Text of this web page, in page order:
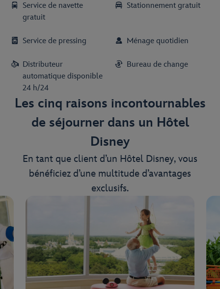
Service de navette
gratuit
Stationnement gratuit
Service de pressing Ménage quotidien
Distributeur
automatique disponible
24 h/24
Bureau de change
Les cinq raisons incontournables
de séjourner dans un Hôtel
Disney
En tant que client d’un Hôtel Disney, vous
bénéficiez d’une multitude d’avantages
exclusifs.